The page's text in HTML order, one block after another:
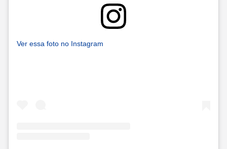
Ver essa foto no Instagram